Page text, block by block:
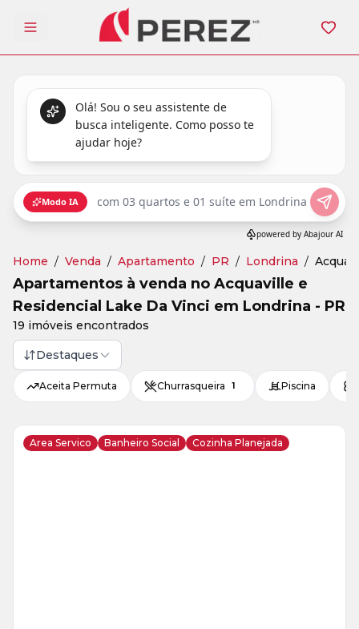
Abrir menu
Home / Venda / Apartamento / PR / Londrina /
Apartamentos à venda no Acquaville e
Residencial Lake Da Vinci em Londrina - PR
19 imóveis encontrados
Destaques
Aceita Permuta Churrasqueira 1 Piscina
Area Servico Banheiro Social Cozinha Planejada